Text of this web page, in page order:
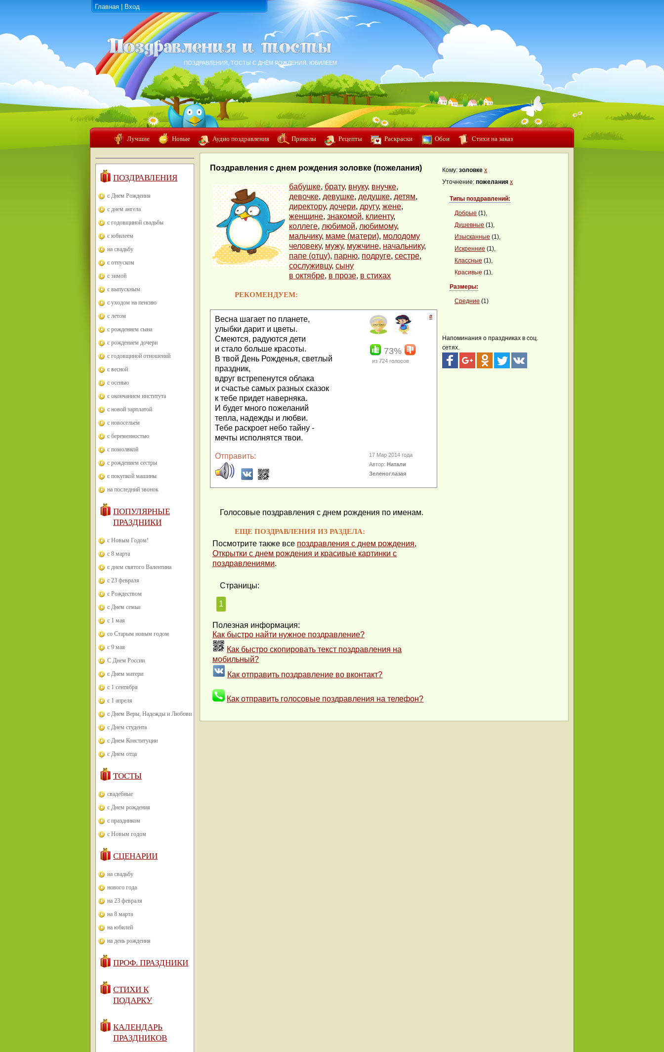
Главная Вход
ПОЗДРАВЛЕНИЯ, ТОСТЫ С ДНЁМ РОЖДЕНИЯ, ЮБИЛЕЕМ
Лучшие Новые Аудио поздравления Приколы Рецепты Раскраски Обои Стихи на заказ
ПОЗДРАВЛЕНИЯ
с Днем Рождения
с днем ангела
с годовщиной свадьбы
с юбилеем
на свадьбу
с отпуском
с зимой
с выпускным
с уходом на пенсию
с летом
с рождением сына
с рождением дочери
с годовщиной отношений
с весной
с осенью
с окончанием института
с новой зарплатой
с новосельем
с беременностью
с помолвкой
с рождением сестры
с покупкой машины
на последний звонок
ПОПУЛЯРНЫЕ
ПРАЗДНИКИ
с Новым Годом!
с 8 марта
с днем святого Валентина
с 23 февраля
с Рождеством
с Днем семьи
с 1 мая
со Старым новым годом
с 9 мая
С Днем России
с Днем матери
с 1 сентября
с 1 апреля
с Днем Веры, Надежды и Любови
с Днем студента
с Днем Конституции
с Днем отца
ТОСТЫ
свадебные
с Днем рождения
с праздником
с Новым годом
СЦЕНАРИИ
на свадьбу
нового года
на 23 февраля
на 8 марта
на юбилей
на день рождения
ПРОФ. ПРАЗДНИКИ
СТИХИ К
ПОДАРКУ
КАЛЕНДАРЬ
ПРАЗДНИКОВ
Поздравления с днем рождения золовке (пожелания)
бабушке, брату, внуку, внучке,
девочке, девушке, дедушке, детям,
директору, дочери, другу, жене,
женщине, знакомой, клиенту,
коллеге, любимой, любимому,
мальчику, маме (матери), молодому
человеку, мужу, мужчине, начальнику,
папе (отцу), парню, подруге, сестре,
сослуживцу, сыну
в октябре, в прозе, в стихах
РЕКОМЕНДУЕМ:
Весна шагает по планете,
улыбки дарит и цветы.
Смеются, радуются дети
и стало больше красоты.
В твой День Рожденья, светлый
праздник,
вдруг встрепенутся облака
и счастье самых разных сказок
к тебе придет наверняка.
И будет много пожеланий
тепла, надежды и любви.
Тебе раскроет небо тайну -
мечты исполнятся твои.
#
73%
из 724 голосов
Отправить:
17 Мар 2014 года
Автор:Натали
Зеленоглазая
Голосовые поздравления с днем рождения по именам.
ЕЩЕ ПОЗДРАВЛЕНИЯ ИЗ РАЗДЕЛА:
Посмотрите также все поздравления с днем рождения,
Открытки с днем рождения и красивые картинки с
поздравлениями.
Страницы:
1
Полезная информация:
Как быстро найти нужное поздравление?
Как быстро скопировать текст поздравления на
мобильный?
Как отправить поздравление во вконтакт?
Как отправить голосовые поздравления на телефон?
Кому: золовке x
Уточнение: пожелания x
Типы поздравлений:
Добрые (1),
Душевные (1),
Изысканные (1),
Искренние (1),
Классные (1),
Красивые (1),
Красочные
Оригинальные
(1),
Сердечные(1),
Размеры:
Средние (1)
Напоминания о праздниках в соц.
сетях.